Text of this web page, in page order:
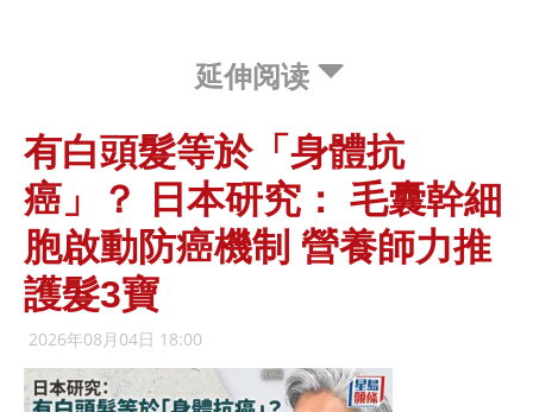
延伸阅读
有白頭髮等於「身體抗
癌」？ 日本研究： 毛囊幹細
胞啟動防癌機制 營養師力推
護髮3寶
2026年08月04日 18:00